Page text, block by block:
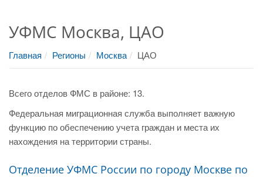
УФМС Москва, ЦАО
Главная Регионы Москва ЦАО
Всего отделов ФМС в районе: 13.
Федеральная миграционная служба выполняет важную
функцию по обеспечению учета граждан и места их
нахождения на территории страны.
Отделение УФМС России по городу Москве по